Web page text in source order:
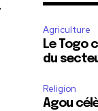
Agriculture
Le Togo
du
Religion
Agou